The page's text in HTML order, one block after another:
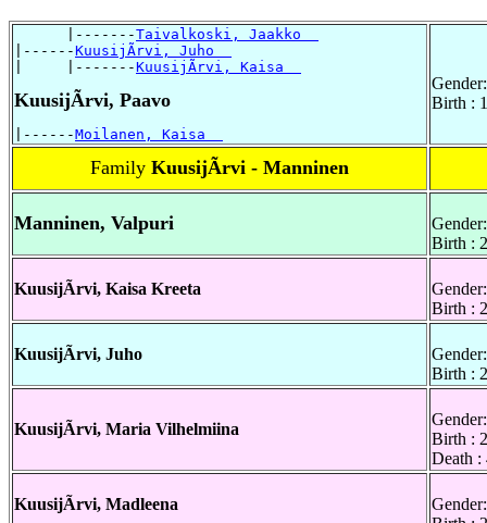
      |-------
Taivalkoski, Jaakko
|------KuusijÃrvi, Juho
|     |-------KuusijÃrvi, Kaisa
KuusijÃrvi, Paavo
|------Moilanen, Kaisa
Birth :
Family KuusijÃrvi - Manninen
Manninen, Valpuri
Birth :
KuusijÃrvi, Kaisa Kreeta
Birth :
KuusijÃrvi, Juho
Birth :
KuusijÃrvi, Maria Vilhelmiina
Birth :
Death :
KuusijÃrvi, Madleena